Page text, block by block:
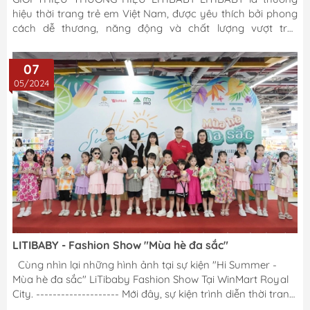
hiệu thời trang trẻ em Việt Nam, được yêu thích bởi phong
cách dễ thương, năng động và chất lượng vượt trội.
sản phẩm may mặc dành cho trẻ từ sơ sinh đến tuổi teen,
với tiêu chí "An toàn – Thoải mái – Thời trang" đặt lên hàng
đầu. An toàn cho bé – Yên tâm cho mẹ: Sản phẩm của
LITIBABY sử dụng chất liệu cotton cao cấp, nỉ da cá, nỉ
bông, và nhiều loại vải an toàn,...
07
05/2024
LITIBABY - Fashion Show "Mùa hè đa sắc"
Mùa hè đa sắc" LiTibaby Fashion Show Tại WinMart Royal
City. -------------------- Mới đây, sự kiện trình diễn thời trang